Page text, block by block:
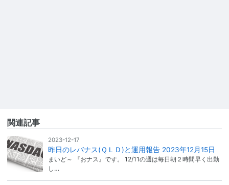
関連記事
2023-12-17
昨日のレバナス(ＱＬＤ)と運用報告 2023年12月15日
まいど～ 『おナス』です。 12/11の週は毎日朝２時間早く出勤
し…